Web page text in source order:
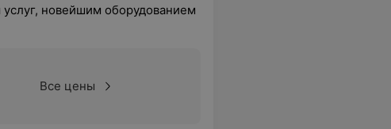
новейшим оборудованием
Все цены